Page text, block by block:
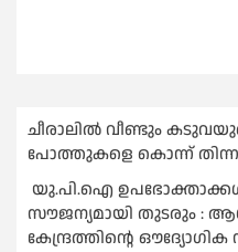
ചീരാലിൽ വീണ്ടും
പോത്തുകളെ കൊന്ന്
യു.പി.ഐ
സൗജന്യമായി തുടരും :
കേന്ദ്രത്തിന്റെ